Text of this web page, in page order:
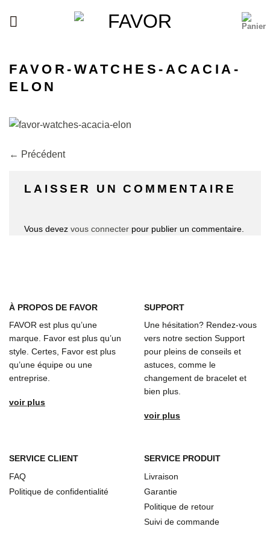
FAVOR-WATCHES-ACACIA-
ELON
← Précédent
LAISSER UN COMMENTAIRE
Vous devez vous connecter pour publier un commentaire.
À PROPOS DE FAVOR
FAVOR est plus qu’une
marque. Favor est plus qu’un
style. Certes, Favor est plus
qu’une équipe ou une
entreprise.
voir plus
SUPPORT
Une hésitation? Rendez-vous
vers notre section Support
pour pleins de conseils et
astuces, comme le
changement de bracelet et
bien plus.
voir plus
SERVICE CLIENT
FAQ
Politique de confidentialité
SERVICE PRODUIT
Livraison
Garantie
Politique de retour
Suivi de commande